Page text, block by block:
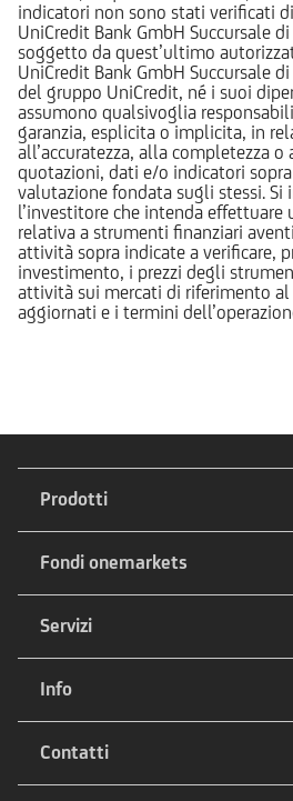
indicatori non sono stati verificati
UniCredit Bank GmbH Succursale
soggetto da quest’ultimo
UniCredit Bank GmbH Succursale
del gruppo UniCredit, né i suoi
assumono qualsivoglia
garanzia, esplicita o implicita, in
all’accuratezza, alla completezza
quotazioni, dati e/o indicatori
valutazione fondata sugli stessi. Si
l’investitore che intenda effettuare
relativa a strumenti finanziari
attività sopra indicate a verificare,
investimento, i prezzi degli
attività sui mercati di riferimento al
aggiornati e i termini
Prodotti
Fondi onemarkets
Servizi
Info
Contatti